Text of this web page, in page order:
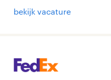
bekijk vacature